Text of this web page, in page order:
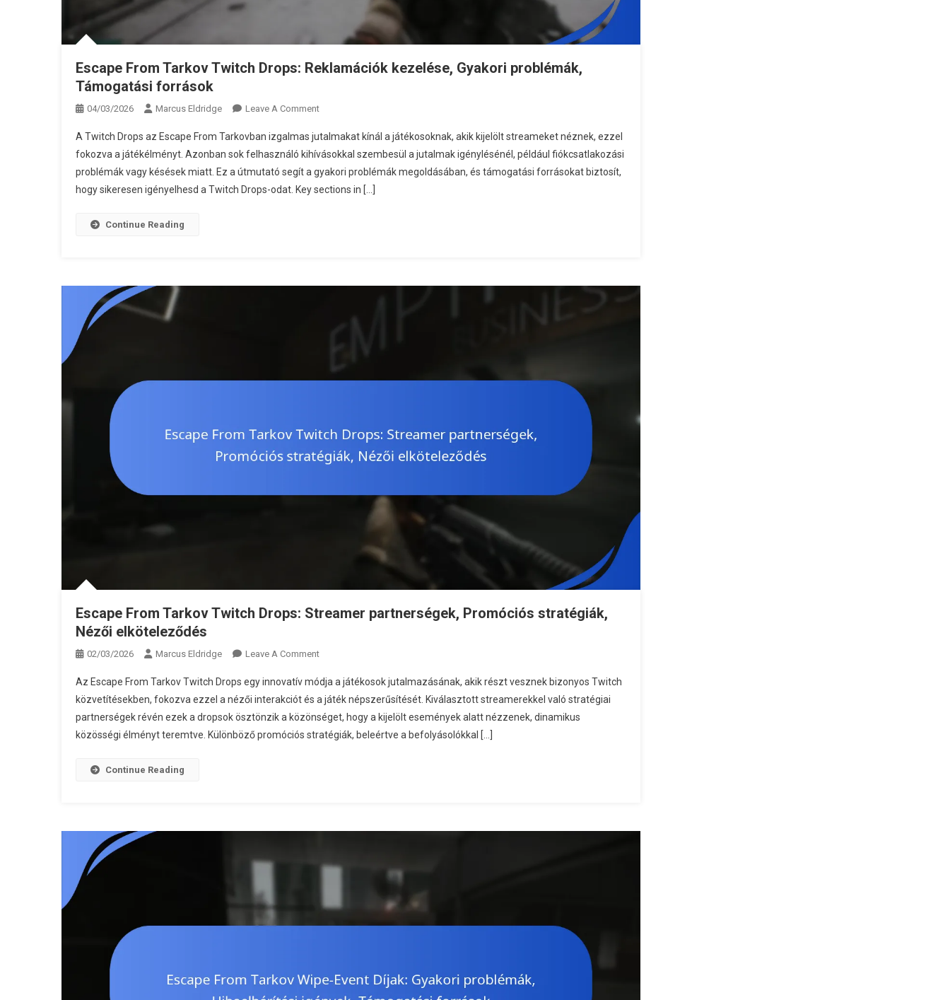
Escape From Tarkov Twitch Drops: Reklamációk kezelése, Gyakori problémák,
Támogatási források
04/03/2026 Marcus Eldridge Leave A CommentOn
From
Tarkov
Twitch
Drops:
Források
A Twitch Drops az Escape From Tarkovban izgalmas jutalmakat kínál a játékosoknak, akik kijelölt streameket néznek, ezzel
fokozva a játékélményt. Azonban sok felhasználó kihívásokkal szembesül a jutalmak igénylésénél, például fiókcsatlakozási
problémák vagy késések miatt. Ez a útmutató segít a gyakori problémák megoldásában, és támogatási forrásokat biztosít,
hogy sikeresen igényelhesd a Twitch Drops-odat. Key sections in […]
Continue Reading
Escape From Tarkov Twitch Drops: Streamer partnerségek, Promóciós stratégiák,
Nézői elköteleződés
02/03/2026 Marcus Eldridge Leave A CommentOn
From
Tarkov
Twitch
Drops:
Elköteleződés
Az Escape From Tarkov Twitch Drops egy innovatív módja a játékosok jutalmazásának, akik részt vesznek bizonyos Twitch
közvetítésekben, fokozva ezzel a nézői interakciót és a játék népszerűsítését. Kiválasztott streamerekkel való stratégiai
partnerségek révén ezek a dropsok ösztönzik a közönséget, hogy a kijelölt események alatt nézzenek, dinamikus
közösségi élményt teremtve. Különböző promóciós stratégiák, beleértve a befolyásolókkal […]
Continue Reading